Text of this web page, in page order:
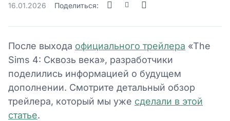
16.01.2026 Поделиться:
После выхода официального трейлера «The
Sims 4: Сквозь века», разработчики
поделились информацией о будущем
дополнении. Смотрите детальный обзор
трейлера, который мы уже сделали в этой
статье.